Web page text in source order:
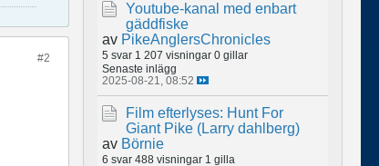
#2
Youtube-kanal med enbart
gäddfiske
av PikeAnglersChronicles
5 svar 1 207 visningar 0 gillar
Senaste inlägg
2025-08-21, 08:52
Film efterlyses: Hunt For
Giant Pike (Larry dahlberg)
av Börnie
6 svar 488 visningar 1 gilla